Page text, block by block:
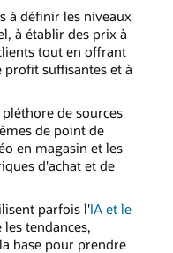
à définir les niveaux
à établir des prix à
tout en offrant
profit suffisantes et à
de sources
de point de
en magasin et les
d'achat et de
parfois l'IA et le
tendances,
base pour prendre